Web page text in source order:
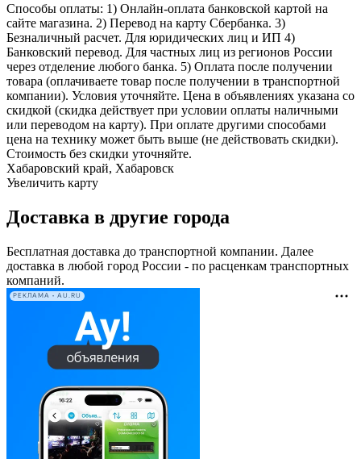
Способы оплаты: 1) Онлайн-оплата банковской картой на
сайте магазина. 2) Перевод на карту Сбербанка. 3)
Безналичный расчет. Для юридических лиц и ИП 4)
Банковский перевод. Для частных лиц из регионов России
через отделение любого банка. 5) Оплата после получении
товара (оплачиваете товар после получении в транспортной
компании). Условия уточняйте. Цена в объявлениях указана со
скидкой (скидка действует при условии оплаты наличными
или переводом на карту). При оплате другими способами
цена на технику может быть выше (не действовать скидки).
Стоимость без скидки уточняйте.
Хабаровский край, Хабаровск
Увеличить карту
Доставка в другие города
Бесплатная доставка до транспортной компании. Далее
доставка в любой город России - по расценкам транспортных
компаний.
РЕКЛАМА • AU.RU